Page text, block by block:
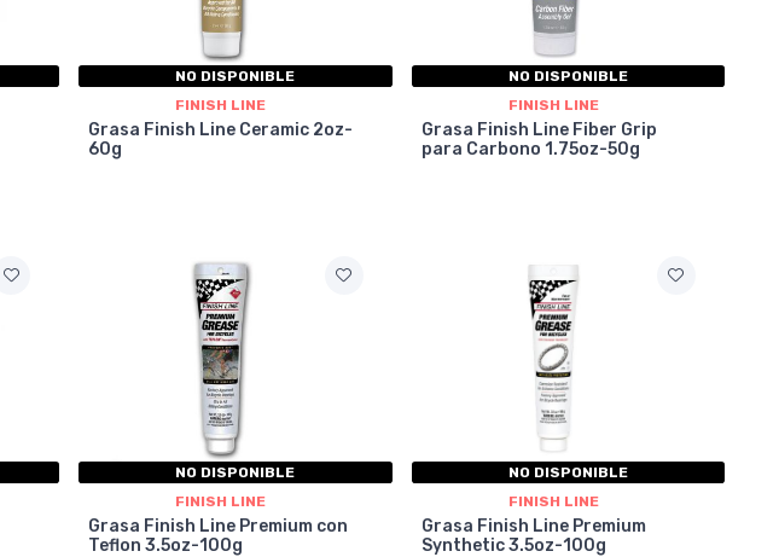
NO DISPONIBLE
FINISH LINE
Grasa Finish Line Ceramic 2oz-
60g
NO DISPONIBLE
FINISH LINE
Grasa Finish Line Fiber Grip
para Carbono 1.75oz-50g
NO DISPONIBLE
FINISH LINE
Grasa Finish Line Premium con
Teflon 3.5oz-100g
NO DISPONIBLE
FINISH LINE
Grasa Finish Line Premium
Synthetic 3.5oz-100g